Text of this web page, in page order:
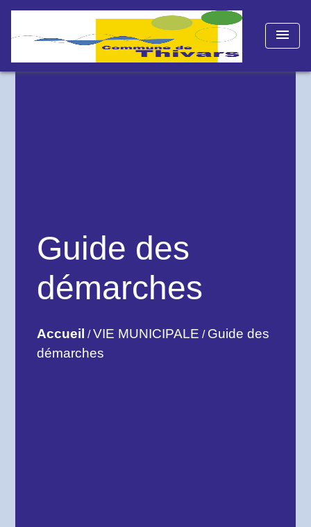
menu
Guide des
démarches
Accueil /VIE MUNICIPALE / Guide des
démarches